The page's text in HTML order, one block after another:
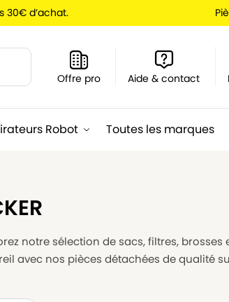
30€ d’achat.
Offre pro Aide & contact
Robot Toutes les marques
notre sélection de sacs, filtres,
avec nos pièces détachées de qualité